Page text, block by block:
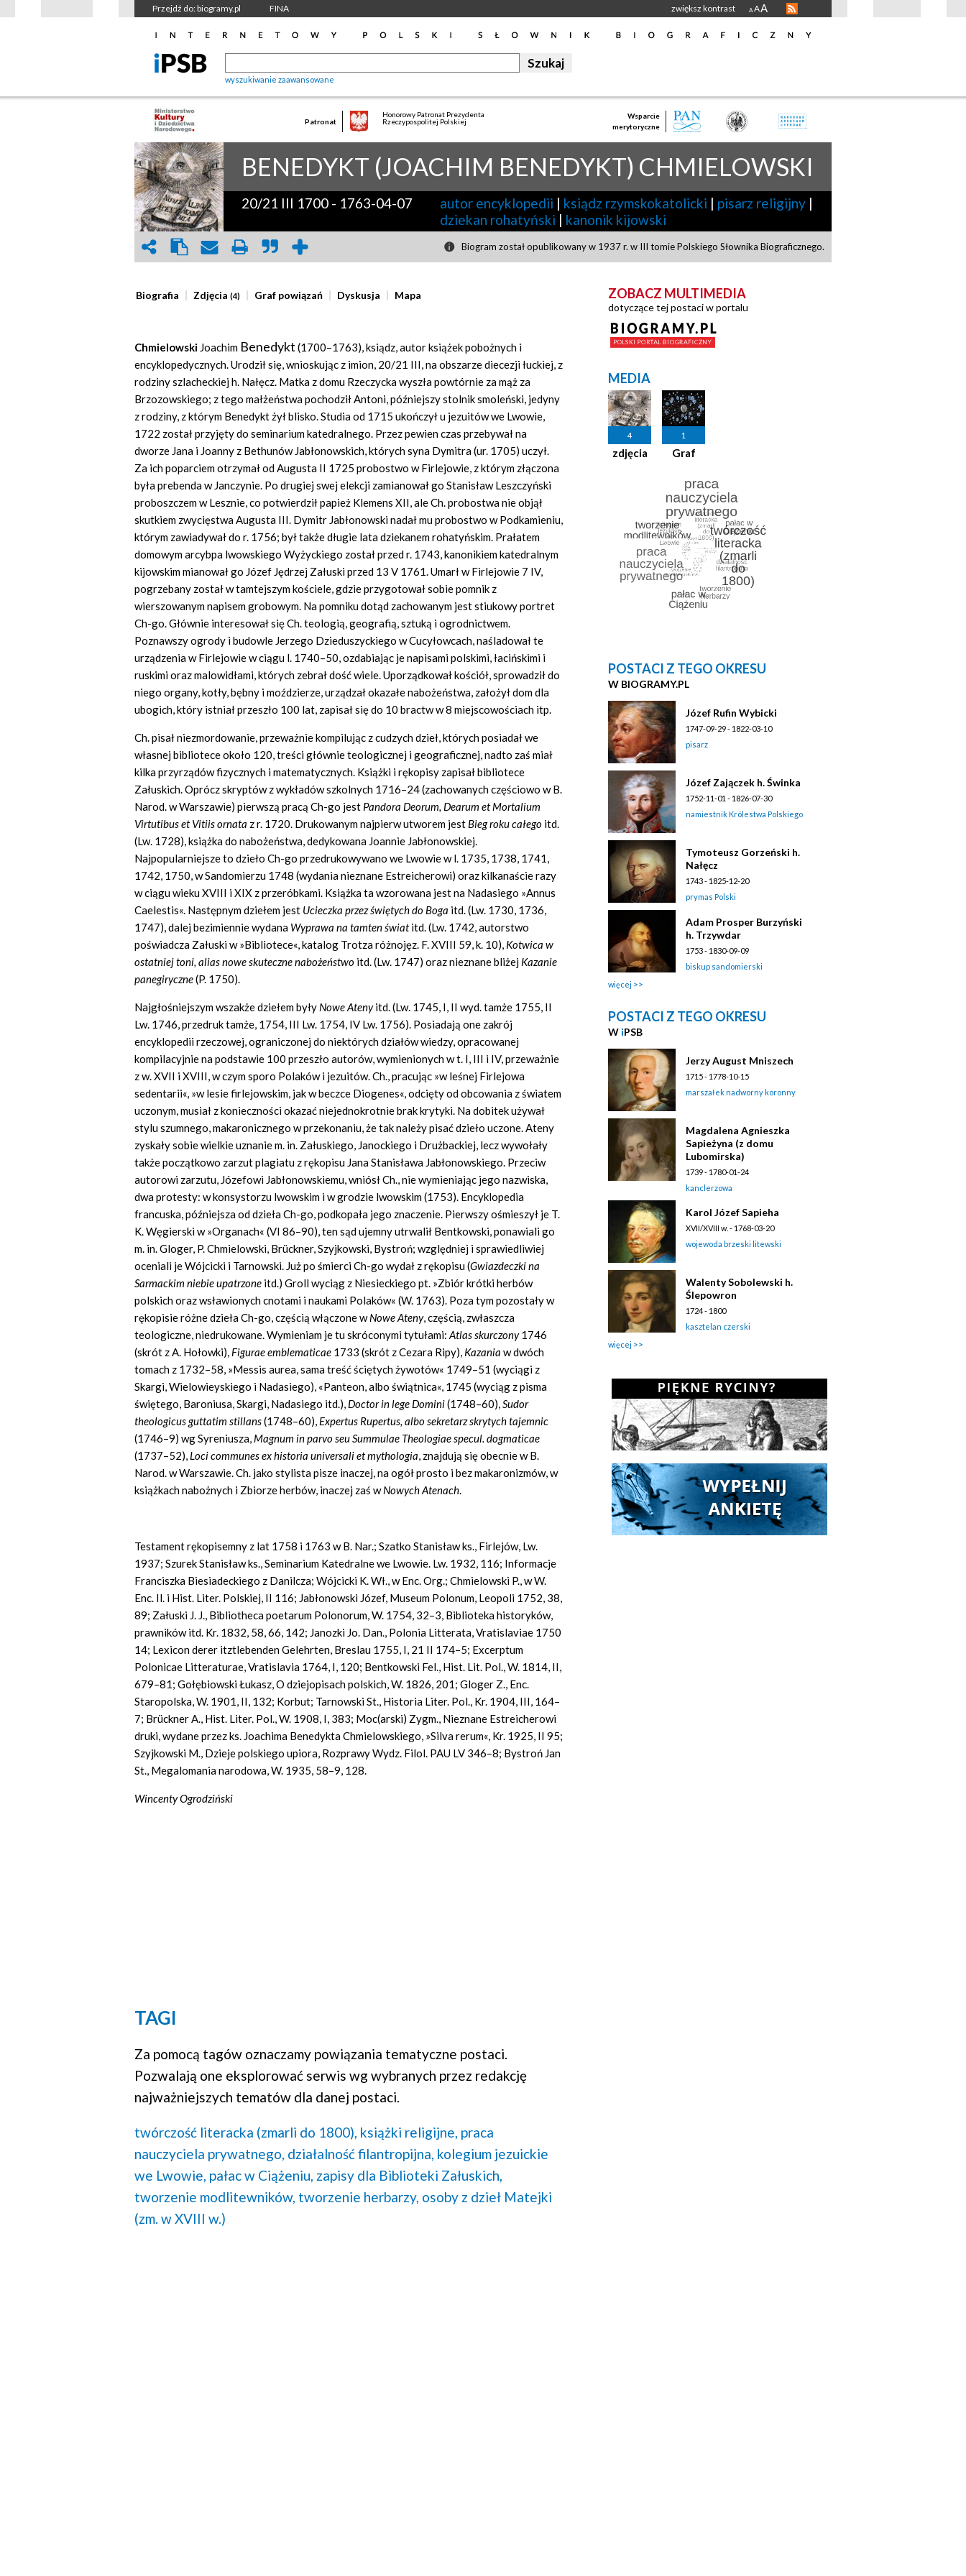
Przejdź do: biogramy.pl FINA zwiększ kontrast A AA
wyszukiwanie zaawansowane
Patronat
Honorowy Patronat Prezydenta
Rzeczypospolitej Polskiej
Wsparcie
merytoryczne
BENEDYKT (JOACHIM BENEDYKT) CHMIELOWSKI
20/21 III 1700 - 1763-04-07 autor encyklopedii | ksiądz rzymskokatolicki | pisarz religijny |
dziekan rohatyński | kanonik kijowski
Biogram został opublikowany w 1937 r. w III tomie Polskiego Słownika Biograficznego.
Biografia Zdjęcia(4) Graf powiązań Dyskusja Mapa
Chmielowski Joachim Benedykt (1700–1763), ksiądz, autor książek pobożnych i
encyklopedycznych. Urodził się, wnioskując z imion, 20/21 III, na obszarze diecezji łuckiej, z
rodziny szlacheckiej h. Nałęcz. Matka z domu Rzeczycka wyszła powtórnie za mąż za
Brzozowskiego; z tego małżeństwa pochodził Antoni, późniejszy stolnik smoleński, jedyny
z rodziny, z którym Benedykt żył blisko. Studia od 1715 ukończył u jezuitów we Lwowie,
1722 został przyjęty do seminarium katedralnego. Przez pewien czas przebywał na
dworze Jana i Joanny z Bethunów Jabłonowskich, których syna Dymitra (ur. 1705) uczył.
Za ich poparciem otrzymał od Augusta II 1725 probostwo w Firlejowie, z którym złączona
była prebenda w Janczynie. Po drugiej swej elekcji zamianował go Stanisław Leszczyński
proboszczem w Lesznie, co potwierdził papież Klemens XII, ale Ch. probostwa nie objął
skutkiem zwycięstwa Augusta III. Dymitr Jabłonowski nadał mu probostwo w Podkamieniu,
którym zawiadywał do r. 1756; był także długie lata dziekanem rohatyńskim. Prałatem
domowym arcybpa lwowskiego Wyżyckiego został przed r. 1743, kanonikiem katedralnym
kijowskim mianował go Józef Jędrzej Załuski przed 13 V 1761. Umarł w Firlejowie 7 IV,
pogrzebany został w tamtejszym kościele, gdzie przygotował sobie pomnik z
wierszowanym napisem grobowym. Na pomniku dotąd zachowanym jest stiukowy portret
Ch-go. Głównie interesował się Ch. teologią, geografią, sztuką i ogrodnictwem.
Poznawszy ogrody i budowle Jerzego Dzieduszyckiego w Cucyłowcach, naśladował te
urządzenia w Firlejowie w ciągu l. 1740–50, ozdabiając je napisami polskimi, łacińskimi i
ruskimi oraz malowidłami, których zebrał dość wiele. Uporządkował kościół, sprowadził do
niego organy, kotły, bębny i moździerze, urządzał okazałe nabożeństwa, założył dom dla
ubogich, który istniał przeszło 100 lat, zapisał się do 10 bractw w 8 miejscowościach itp.
Ch. pisał niezmordowanie, przeważnie kompilując z cudzych dzieł, których posiadał we
własnej bibliotece około 120, treści głównie teologicznej i geograficznej, nadto zaś miał
kilka przyrządów fizycznych i matematycznych. Książki i rękopisy zapisał bibliotece
Załuskich. Oprócz skryptów z wykładów szkolnych 1716–24 (zachowanych częściowo w B.
Narod. w Warszawie) pierwszą pracą Ch-go jest Pandora Deorum, Dearum et Mortalium
Virtutibus et Vitiis ornata z r. 1720. Drukowanym najpierw utworem jest Bieg roku całego itd.
(Lw. 1728), książka do nabożeństwa, dedykowana Joannie Jabłonowskiej.
Najpopularniejsze to dzieło Ch-go przedrukowywano we Lwowie w l. 1735, 1738, 1741,
1742, 1750, w Sandomierzu 1748 (wydania nieznane Estreicherowi) oraz kilkanaście razy
w ciągu wieku XVIII i XIX z przeróbkami. Książka ta wzorowana jest na Nadasiego »Annus
Caelestis«. Następnym dziełem jest Ucieczka przez świętych do Boga itd. (Lw. 1730, 1736,
1747), dalej bezimiennie wydana Wyprawa na tamten światitd. (Lw. 1742, autorstwo
poświadcza Załuski w »Bibliotece«, katalog Trotza różnojęz. F. XVIII 59, k. 10), Kotwica w
ostatniej toni, alias nowe skuteczne nabożeństwo itd. (Lw. 1747) oraz nieznane bliżej Kazanie
panegiryczne(P. 1750).
Najgłośniejszym wszakże dziełem były Nowe Atenyitd. (Lw. 1745, I, II wyd. tamże 1755, II
Lw. 1746, przedruk tamże, 1754, III Lw. 1754, IV Lw. 1756). Posiadają one zakrój
encyklopedii rzeczowej, ograniczonej do niektórych działów wiedzy, opracowanej
kompilacyjnie na podstawie 100 przeszło autorów, wymienionych w t. I, III i IV, przeważnie
z w. XVII i XVIII, w czym sporo Polaków i jezuitów. Ch., pracując »w leśnej Firlejowa
sedentarii«, »w lesie firlejowskim, jak w beczce Diogenes«, odcięty od obcowania z światem
uczonym, musiał z konieczności okazać niejednokrotnie brak krytyki. Na dobitek używał
stylu szumnego, makaronicznego w przekonaniu, że tak należy pisać dzieło uczone. Ateny
zyskały sobie wielkie uznanie m. in. Załuskiego, Janockiego i Drużbackiej, lecz wywołały
także początkowo zarzut plagiatu z rękopisu Jana Stanisława Jabłonowskiego. Przeciw
autorowi zarzutu, Józefowi Jabłonowskiemu, wniósł Ch., nie wymieniając jego nazwiska,
dwa protesty: w konsystorzu lwowskim i w grodzie lwowskim (1753). Encyklopedia
francuska, późniejsza od dzieła Ch-go, podkopała jego znaczenie. Pierwszy ośmieszył je T.
K. Węgierski w »Organach« (VI 86–90), ten sąd ujemny utrwalił Bentkowski, ponawiali go
m. in. Gloger, P. Chmielowski, Brückner, Szyjkowski, Bystroń; względniej i sprawiedliwiej
oceniali je Wójcicki i Tarnowski. Już po śmierci Ch-go wydał z rękopisu (Gwiazdeczki na
Sarmackim niebie upatrzone itd.) Groll wyciąg z Niesieckiego pt. »Zbiór krótki herbów
polskich oraz wsławionych cnotami i naukami Polaków« (W. 1763). Poza tym pozostały w
rękopisie różne dzieła Ch-go, częścią włączone wNowe Ateny, częścią, zwłaszcza
teologiczne, niedrukowane. Wymieniam je tu skróconymi tytułami: Atlas skurczony1746
(skrót z A. Hołowki), Figurae emblematicae 1733 (skrót z Cezara Ripy), Kazania w dwóch
tomach z 1732–58, »Messis aurea, sama treść ściętych żywotów« 1749–51 (wyciągi z
Skargi, Wielowieyskiego i Nadasiego), «Panteon, albo świątnica«, 1745 (wyciąg z pisma
świętego, Baroniusa, Skargi, Nadasiego itd.), Doctor in lege Domini(1748–60),Sudor
theologicus guttatim stillans(1748–60), Expertus Rupertus, albo sekretarz skrytych tajemnic
(1746–9) wg Syreniusza, Magnum in parvo seu Summulae Theologiae specul. dogmaticae
(1737–52), Loci communes ex historia universali et mythologia, znajdują się obecnie w B.
Narod. w Warszawie. Ch. jako stylista pisze inaczej, na ogół prosto i bez makaronizmów, w
książkach nabożnych i Zbiorze herbów, inaczej zaś wNowych Atenach.
Testament rękopisemny z lat 1758 i 1763 w B. Nar.; Szatko Stanisław ks., Firlejów, Lw.
1937; Szurek Stanisław ks., Seminarium Katedralne we Lwowie. Lw. 1932, 116; Informacje
Franciszka Biesiadeckiego z Danilcza; Wójcicki K. Wł., w Enc. Org.; Chmielowski P., w W.
Enc. Il. i Hist. Liter. Polskiej, II 116; Jabłonowski Józef, Museum Polonum, Leopoli 1752, 38,
89; Załuski J. J., Bibliotheca poetarum Polonorum, W. 1754, 32–3, Biblioteka historyków,
prawników itd. Kr. 1832, 58, 66, 142; Janozki Jo. Dan., Polonia Litterata, Vratislaviae 1750
14; Lexicon derer itztlebenden Gelehrten, Breslau 1755, I, 21 II 174–5; Excerptum
Polonicae Litteraturae, Vratislavia 1764, I, 120; Bentkowski Fel., Hist. Lit. Pol., W. 1814, II,
679–81; Gołębiowski Łukasz, O dziejopisach polskich, W. 1826, 201; Gloger Z., Enc.
Staropolska, W. 1901, II, 132; Korbut; Tarnowski St., Historia Liter. Pol., Kr. 1904, III, 164–
7; Brückner A., Hist. Liter. Pol., W. 1908, I, 383; Moc(arski) Zygm., Nieznane Estreicherowi
druki, wydane przez ks. Joachima Benedykta Chmielowskiego, »Silva rerum«, Kr. 1925, II 95;
Szyjkowski M., Dzieje polskiego upiora, Rozprawy Wydz. Filol. PAU LV 346–8; Bystroń Jan
St., Megalomania narodowa, W. 1935, 58–9, 128.
Wincenty Ogrodziński
TAGI
Za pomocą tagów oznaczamy powiązania tematyczne postaci.
Pozwalają one eksplorować serwis wg wybranych przez redakcję
najważniejszych tematów dla danej postaci.
twórczość literacka (zmarli do 1800), książki religijne, praca
nauczyciela prywatnego, działalność filantropijna, kolegium jezuickie
we Lwowie, pałac w Ciążeniu, zapisy dla Biblioteki Załuskich,
tworzenie modlitewników, tworzenie herbarzy, osoby z dzieł Matejki
(zm. w XVIII w.)
ZOBACZ MULTIMEDIA
dotyczące tej postaci w portalu
MEDIA
4
zdjęcia
1
Graf
POSTACI Z TEGO OKRESU
W BIOGRAMY.PL
Józef Rufin Wybicki
1747-09-29 - 1822-03-10
pisarz
Józef Zajączek h. Świnka
1752-11-01 - 1826-07-30
namiestnik Królestwa Polskiego
Tymoteusz Gorzeński h.
Nałęcz
1743 - 1825-12-20
prymas Polski
Adam Prosper Burzyński
h. Trzywdar
1753 - 1830-09-09
biskup sandomierski
więcej
POSTACI Z TEGO OKRESU
W iPSB
Jerzy August Mniszech
1715 - 1778-10-15
marszałek nadworny koronny
Magdalena Agnieszka
Sapieżyna (z domu
Lubomirska)
1739 - 1780-01-24
kanclerzowa
Karol Józef Sapieha
XVII/XVIII w. - 1768-03-20
wojewoda brzeski litewski
Walenty Sobolewski h.
Ślepowron
1724 - 1800
kasztelan czerski
więcej